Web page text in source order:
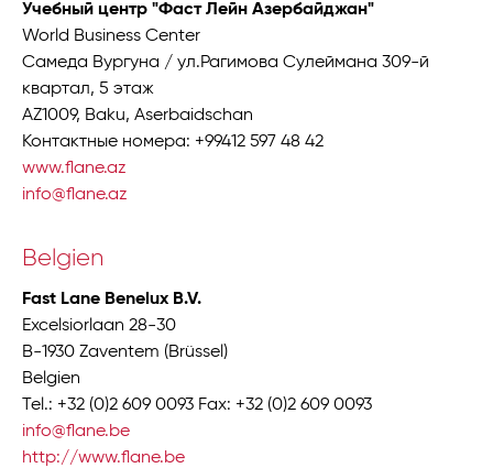
Учебный центр "Фаст Лейн Азербайджан"
World Business Center
Самеда Вургуна / ул.Рагимова Сулеймана 309-й
квартал, 5 этаж
AZ1009, Baku, Aserbaidschan
Контактные номера: +99412 597 48 42
www.flane.az
info@flane.az
Belgien
Fast Lane Benelux B.V.
Excelsiorlaan 28-30
B-1930 Zaventem (Brüssel)
Belgien
Tel.: +32 (0)2 609 0093 Fax: +32 (0)2 609 0093
info@flane.be
http://www.flane.be